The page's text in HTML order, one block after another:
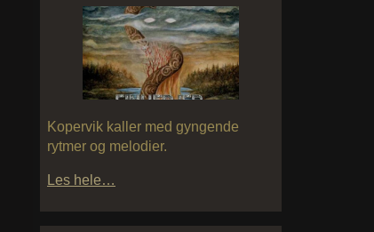
Kopervik kaller med gyngende
rytmer og melodier.
Les hele…